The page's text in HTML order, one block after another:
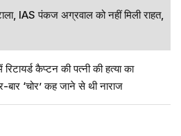
IAS पंकज अग्रवाल को नहीं मिली राहत,
कैप्टन की पत्नी की हत्या का
बार ‘चोर’ कह जाने से थी नाराज